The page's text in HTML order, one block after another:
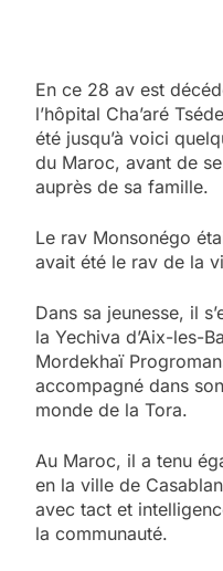
En ce 28 av est
l’hôpital Cha’aré
été jusqu’à voici
du Maroc, avant de
auprès de sa famille.
Le rav Monsonégo
avait été le rav de la
Dans sa jeunesse, il
la Yechiva d’Aix-les-
Mordekhaï
accompagné dans
monde de la Tora.
Au Maroc, il a tenu
en la ville de
avec tact et
la communauté.